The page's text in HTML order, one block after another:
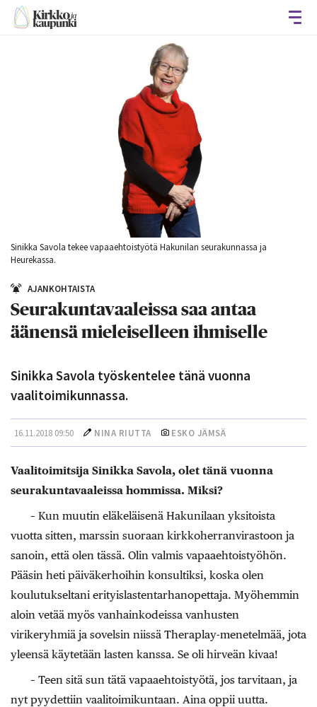
Sinikka Savola tekee vapaaehtoistyötä Hakunilan seurakunnassa ja
Heurekassa.
AJANKOHTAISTA
Seurakuntavaaleissa saa antaa
äänensä mieleiselleen ihmiselle
Sinikka Savola työskentelee tänä vuonna
vaalitoimikunnassa.
16.11.2018 09:50 NINA RIUTTA ESKO JÄMSÄ
Vaalitoimitsija Sinikka Savola, olet tänä vuonna
seurakuntavaaleissa hommissa. Miksi?
– Kun muutin eläkeläisenä Hakunilaan yksitoista
vuotta sitten, marssin suoraan kirkkoherranvirastoon ja
sanoin, että olen tässä. Olin valmis vapaaehtoistyöhön.
Pääsin heti päiväkerhoihin konsultiksi, koska olen
koulutukseltani erityislastentarhanopettaja. Myöhemmin
aloin vetää myös vanhainkodeissa vanhusten
virikeryhmiä ja sovelsin niissä Theraplay-menetelmää, jota
yleensä käytetään lasten kanssa. Se oli hirveän kivaa!
– Teen sitä sun tätä vapaaehtoistyötä, jos tarvitaan, ja
nyt pyydettiin vaalitoimikuntaan. Aina oppii uutta.